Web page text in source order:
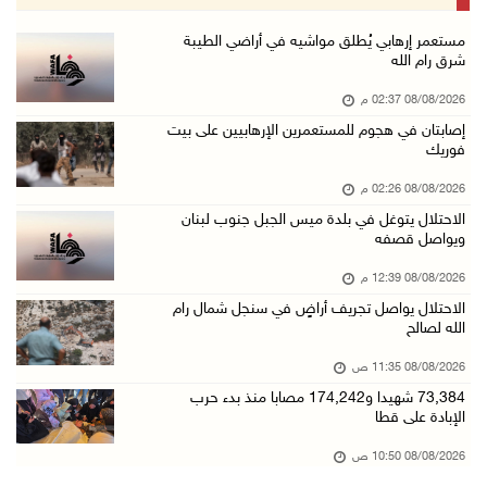
الإعصار "دولفين" يضرب أوكيناوا باليابان والصي ...
08/آب/2026 12:08 م
42 الف مسافر تنقلوا عبر معبر الكرامة الأسبوع ...
08/آب/2026 11:44 ص
منتخبنا الوطني للتايكواندو يستهل مشاركته في ب ...
08/آب/2026 11:06 ص
"فانا": الثقافة البحرينية تـصون الهوية الوطني ...
08/آب/2026 10:50 ص
مستعمرون إرهابيون يهاجمون منزلا ويقتحمون مناط ...
مستعمر إرهابي يُطلق مواشيه في أراضي الطيبة
شرق رام الله
08/08/2026 02:37 م
إصابتان في هجوم للمستعمرين الإرهابيين على بيت
فوريك
08/08/2026 02:26 م
الاحتلال يتوغل في بلدة ميس الجبل جنوب لبنان
ويواصل قصفه
08/08/2026 12:39 م
الاحتلال يواصل تجريف أراضٍ في سنجل شمال رام
الله لصالح
08/08/2026 11:35 ص
73,384 شهيدا و174,242 مصابا منذ بدء حرب
الإبادة على قطا
08/08/2026 10:50 ص